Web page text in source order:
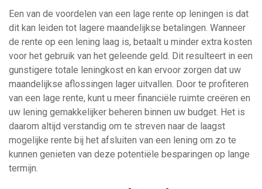
Een van de voordelen van een lage rente op leningen is dat
dit kan leiden tot lagere maandelijkse betalingen. Wanneer
de rente op een lening laag is, betaalt u minder extra kosten
voor het gebruik van het geleende geld. Dit resulteert in een
gunstigere totale leningkost en kan ervoor zorgen dat uw
maandelijkse aflossingen lager uitvallen. Door te profiteren
van een lage rente, kunt u meer financiële ruimte creëren en
uw lening gemakkelijker beheren binnen uw budget. Het is
daarom altijd verstandig om te streven naar de laagst
mogelijke rente bij het afsluiten van een lening om zo te
kunnen genieten van deze potentiële besparingen op lange
termijn.